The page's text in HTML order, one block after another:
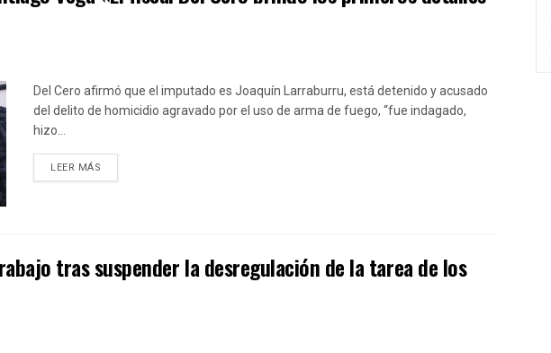
Del Cero afirmó que el imputado es Joaquín Larraburru, está detenido y acusado
del delito de homicidio agravado por el uso de arma de fuego, “fue indagado,
hizo...
LEER MÁS
tras suspender la desregulación de la tarea de los